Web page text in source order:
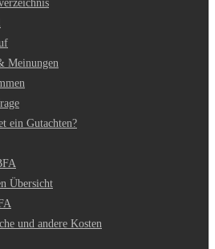
Meinungen
ein Gutachten?
Übersicht
und andere Kosten